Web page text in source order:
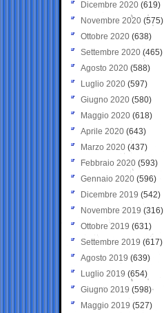
Dicembre 2020 (619)
Novembre 2020 (575)
Ottobre 2020 (638)
Settembre 2020(465)
Agosto 2020 (588)
Luglio 2020 (597)
Giugno 2020 (580)
Maggio 2020 (618)
Aprile 2020 (643)
Marzo 2020 (437)
Febbraio 2020 (593)
Gennaio 2020 (596)
Dicembre 2019 (542)
Novembre 2019 (316)
Ottobre 2019 (631)
Settembre 2019 (617)
Agosto 2019 (639)
Luglio 2019 (654)
Giugno 2019 (598)
Maggio 2019 (527)